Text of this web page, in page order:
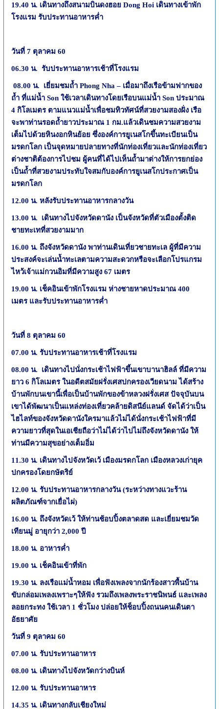
19.40 น. เดินทางถึงสนามบินดงฮอยDong Hoi เดินทางเข้าพัก
โรงแรม รับประทานอาหารค่ำ
วันที่7 ตุลาคม60
06.30 น. รับประทานอาหารเช้าที่โรงแรม
08.00 น. เยี่ยมชมถ้ำPhong Nha – เมื่อมาถึงเรือข้ามฟากของ
ถ้ำ ที่แม่น้ำSonใช้เวลาเดินทางโดยเรือบนแม่น้ำSonประมาณ
4 กิโลเมตร ตามแนวแม่น้ำเพื่อชมทิวทัศน์ที่สวยงามสองฝั่ง เรือ
จะพาท่านรอดถ้ำยาวประมาณ 1 กม.แล้วเดินชมความสวยงาม
เต็มไปด้วยหินงอกหินย้อย ซึ่งองค์การยูเนสโกขึ้นทะเบียนเป็น
มรดกโลก เป็นจุดหมายปลายทางที่นักท่องเที่ยวและนักท่องเที่ยว
ต่างชาติต้องการไปชม ผู้คนที่ได้ไปเห็นถ้ำมาต่างให้การยกย่อง
เป็นถ้ำที่สวยงามประทับใจสมกับองค์การยูเนสโกประกาศเป็น
มรดกโลก
12.00 น. หลังรับประทานอาหารกลางวัน
13.00 น. เดินทางไปจังหวัดดานัง เป็นจังหวัดที่ตัวเมืองตั้งติด
ชายทะเทที่สวยงามมาก
16.00 น. ถึงจังหวัดดานัง พาท่านเดินเที่ยวชายทะเล ผู้ที่มีความ
ประสงค์จะเล่นน้ำทะเลตามความสะดวกหรือจะเลือกโปรแกรม
ไหว้เจ้าแม่กวนอิมที่มีความสูง67 เมตร
19.00 น. เช็คอินเข้าพักโรงแรม ห่างชายหาดประมาณ400
เมตร และรับประทานอาหารค่ำ
วันที่8 ตุลาคม60
07.00 น. รับประทานอาหารเช้าที่โรงแรม
08.00 น. เดินทางไปนั่งกระเช้าไฟฟ้าขึ้นเขาบานาฮิลล์ ที่มีความ
ยาว6 กิโลเมตร ในอดีตสมัยฝรั่งเศสปกครองเวียดนาม ได้สร้าง
บ้านพักบนเขานี้เพื่อเป็นบ้านพักของข้าหลวงฝรั่งเศส ปัจจุบันบน
เขาได้พัฒนาเป็นแหล่งท่องเที่ยวคล้ายดิสนีย์แลนด์ จัดได้ว่าเป็น
ไฮไลท์ของจังหวัดดานังใครมาแล้วไม่ได้นั่งกระเช้าไฟฟ้าที่มี
ความยาวที่สุดในเอเชียถือว่าไม่ได้ว่าไปไม่ถึงจังหวัดดานัง ให้
ท่านมีความสุขอย่างเต็มอิ่ม
11.30 น. เดินทางไปจังหวัดเว้ เมืองมรดกโลก เมืองหลวงเก่ายุค
ปกครองโดยกษัตริย์
12.00 น. รับประทานอาหารกลางวัน (ระหว่างทางแวะร้าน
ผลิตภัณฑ์จากเยื่อไผ่)
16.00 น. ถึงจังหวัดเว้ ให้ท่านช้อบปิ้งตลาดสด และเยี่ยมชมวัด
เทียนมู่ อายุกว่า2,000 ปี
18.00 น. อาหารค่ำ
19.00 น. เช็คอินเข้าที่พัก
19.30 น. ลงเรือแม่น้ำหอม เพื่อฟังเพลงจากนักร้องสาวพื้นบ้าน
ขับกล่อมเพลงเพราะๆให้ฟัง รวมถึงเพลงพระราชนิพนธ์ และเพลง
ลอยกระทง ใช้เวลา 1 ชั่วโมง ปล่อยให้ช็อบปิ้งถนนคนเดินตา
อัธยาศัย
วันที่9 ตุลาคม60
07.00 น. รับประทานอาหาร
08.00 น. เดินทางไปจังหวัดกว่างบินห์
12.00 น. รับประทานอาหาร
14.35 น. เดินทางกลับเชียงใหม่